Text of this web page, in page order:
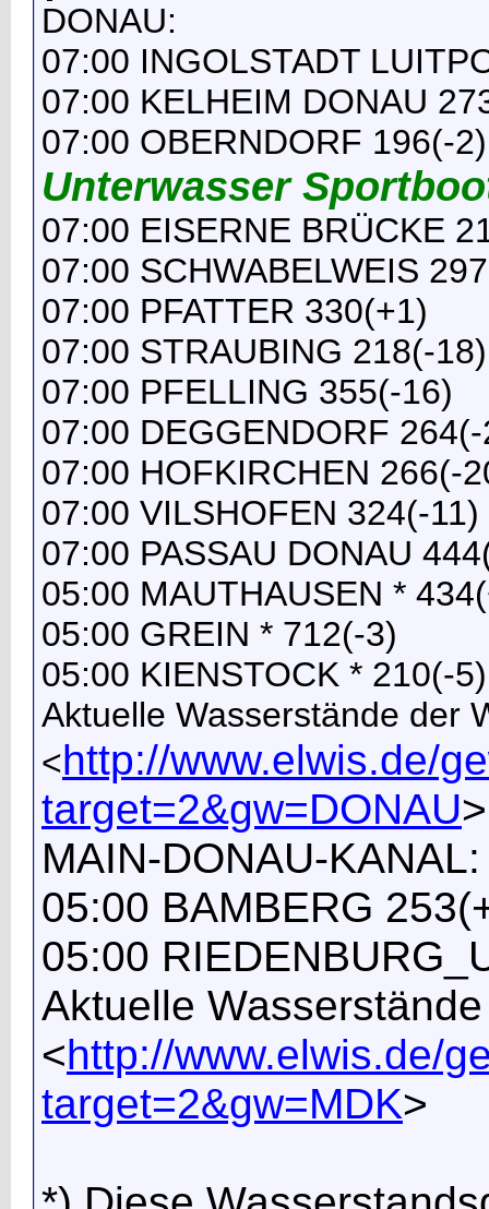
DONAU:
07:00 INGOLSTADT
07:00 KELHEIM DONAU
07:00 OBERNDORF 196(-2)
Unterwasser
07:00 EISERNE BRÜCKE
07:00 SCHWABELWEIS
07:00 PFATTER 330(+1)
07:00 STRAUBING 218(-18)
07:00 PFELLING 355(-16)
07:00 DEGGENDORF
07:00 HOFKIRCHEN 266(-
07:00 VILSHOFEN 324(-11)
07:00 PASSAU DONAU
05:00 MAUTHAUSEN *
05:00 GREIN * 712(-3)
05:00 KIENSTOCK * 210(-5)
Aktuelle Wasserstände der
<http://www.elwis.de/
target=2&gw=DONAU>
MAIN-DONAU-KANAL:
05:00 BAMBERG
05:00
Aktuelle
<http://www.elwis.de/
target=2&gw=MDK>